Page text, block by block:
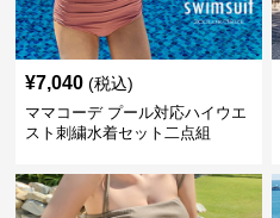
¥7,040 (税込)
ママコーデ プール対応ハイウエ
スト刺繍水着セット二点組